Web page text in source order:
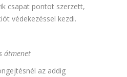
csapat pontot szerzett,
védekezéssel kezdi.
átmenet
az addig